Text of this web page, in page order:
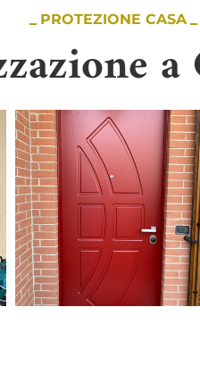
PROTEZIONE CASA
a